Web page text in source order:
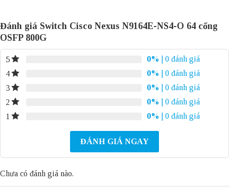
Đánh giá Switch Cisco Nexus N9164E-NS4-O 64 cổng
OSFP 800G
5 0%
| 0 đánh giá
4
0%
| 0 đánh giá
3
0%
| 0 đánh giá
2
0%
| 0 đánh giá
1
0% | 0 đánh giá
ĐÁNH GIÁ NGAY
Chưa có đánh giá nào.